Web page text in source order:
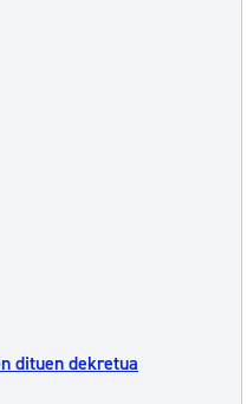
Giza Eskubideak eta
dituen dekretua